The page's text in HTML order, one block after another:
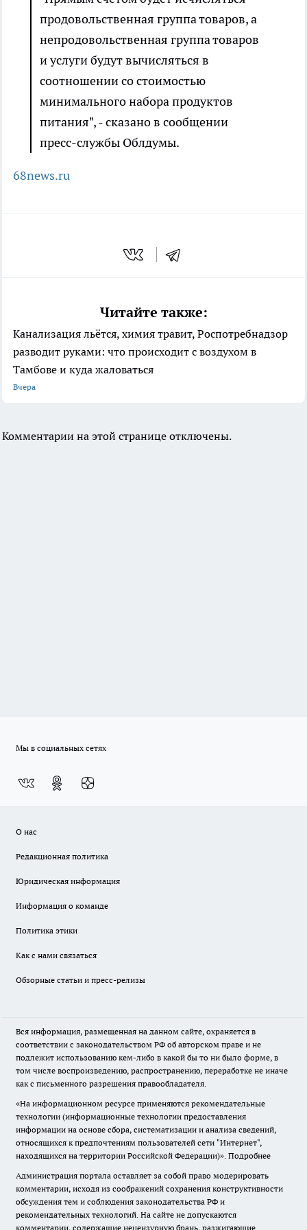
продовольственная группа товаров, а
непродовольственная группа товаров
и услуги будут вычисляться в
соотношении со стоимостью
минимального набора продуктов
питания", - сказано в сообщении
пресс-службы Облдумы.
68news.ru
Читайте также:
Канализация льётся, химия травит, Роспотребнадзор
разводит руками: что происходит с воздухом в
Тамбове и куда жаловаться
Вчера
Комментарии на этой странице отключены.
Мы в социальных сетях
О нас
Редакционная политика
Юридическая информация
Информация о команде
Политика этики
Как с нами связаться
Обзорные статьи и пресс-релизы
Вся информация, размещенная на данном сайте, охраняется в
соответствии с законодательством РФ об авторском праве и не
подлежит использованию кем-либо в какой бы то ни было форме, в
том числе воспроизведению, распространению, переработке не иначе
как с письменного разрешения правообладателя.
«На информационном ресурсе применяются рекомендательные
технологии (информационные технологии предоставления
информации на основе сбора, систематизации и анализа сведений,
относящихся к предпочтениям пользователей сети "Интернет",
находящихся на территории Российской Федерации)». Подробнее
Администрация портала оставляет за собой право модерировать
комментарии, исходя из соображений сохранения конструктивности
обсуждения тем и соблюдения законодательства РФ и
рекомендательных технологий. На сайте не допускаются
комментарии, содержащие нецензурную брань, разжигающие